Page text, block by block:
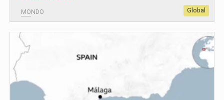
MONDO Global